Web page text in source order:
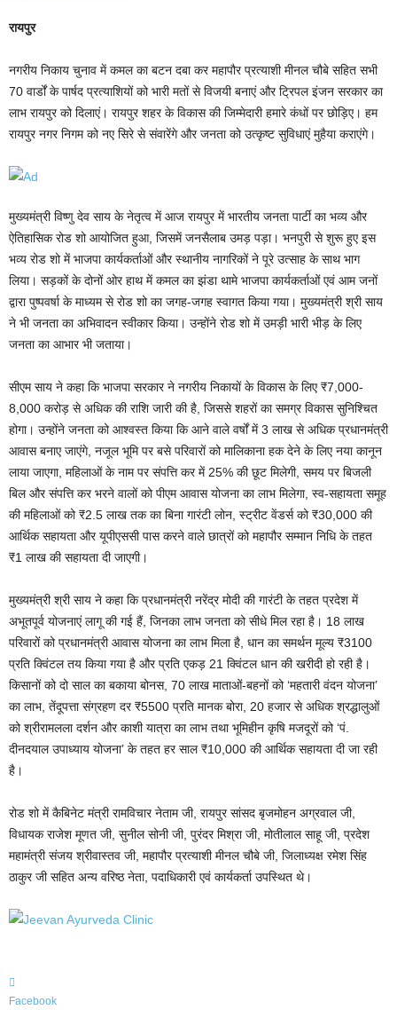
रायपुर
नगरीय निकाय चुनाव में कमल का बटन दबा कर महापौर प्रत्याशी मीनल चौबे सहित सभी
70 वार्डों के पार्षद प्रत्याशियों को भारी मतों से विजयी बनाएं और ट्रिपल इंजन सरकार का
लाभ रायपुर को दिलाएं। रायपुर शहर के विकास की जिम्मेदारी हमारे कंधों पर छोड़िए। हम
रायपुर नगर निगम को नए सिरे से संवारेंगे और जनता को उत्कृष्ट सुविधाएं मुहैया कराएंगे।
मुख्यमंत्री विष्णु देव साय के नेतृत्व में आज रायपुर में भारतीय जनता पार्टी का भव्य और
ऐतिहासिक रोड शो आयोजित हुआ, जिसमें जनसैलाब उमड़ पड़ा। भनपुरी से शुरू हुए इस
भव्य रोड शो में भाजपा कार्यकर्ताओं और स्थानीय नागरिकों ने पूरे उत्साह के साथ भाग
लिया। सड़कों के दोनों ओर हाथ में कमल का झंडा थामे भाजपा कार्यकर्ताओं एवं आम जनों
द्वारा पुष्पवर्षा के माध्यम से रोड शो का जगह-जगह स्वागत किया गया। मुख्यमंत्री श्री साय
ने भी जनता का अभिवादन स्वीकार किया। उन्होंने रोड शो में उमड़ी भारी भीड़ के लिए
जनता का आभार भी जताया।
सीएम साय ने कहा कि भाजपा सरकार ने नगरीय निकायों के विकास के लिए ₹7,000-
8,000 करोड़ से अधिक की राशि जारी की है, जिससे शहरों का समग्र विकास सुनिश्चित
होगा। उन्होंने जनता को आश्वस्त किया कि आने वाले वर्षों में 3 लाख से अधिक प्रधानमंत्री
आवास बनाए जाएंगे, नजूल भूमि पर बसे परिवारों को मालिकाना हक देने के लिए नया कानून
लाया जाएगा, महिलाओं के नाम पर संपत्ति कर में 25% की छूट मिलेगी, समय पर बिजली
बिल और संपत्ति कर भरने वालों को पीएम आवास योजना का लाभ मिलेगा, स्व-सहायता समूह
की महिलाओं को ₹2.5 लाख तक का बिना गारंटी लोन, स्ट्रीट वेंडर्स को ₹30,000 की
आर्थिक सहायता और यूपीएससी पास करने वाले छात्रों को महापौर सम्मान निधि के तहत
₹1 लाख की सहायता दी जाएगी।
मुख्यमंत्री श्री साय ने कहा कि प्रधानमंत्री नरेंद्र मोदी की गारंटी के तहत प्रदेश में
अभूतपूर्व योजनाएं लागू की गई हैं, जिनका लाभ जनता को सीधे मिल रहा है। 18 लाख
परिवारों को प्रधानमंत्री आवास योजना का लाभ मिला है, धान का समर्थन मूल्य ₹3100
प्रति क्विंटल तय किया गया है और प्रति एकड़ 21 क्विंटल धान की खरीदी हो रही है।
किसानों को दो साल का बकाया बोनस, 70 लाख माताओं-बहनों को ‘महतारी वंदन योजना’
का लाभ, तेंदूपत्ता संग्रहण दर ₹5500 प्रति मानक बोरा, 20 हजार से अधिक श्रद्धालुओं
को श्रीरामलला दर्शन और काशी यात्रा का लाभ तथा भूमिहीन कृषि मजदूरों को ‘पं.
दीनदयाल उपाध्याय योजना’ के तहत हर साल ₹10,000 की आर्थिक सहायता दी जा रही
है।
रोड शो में कैबिनेट मंत्री रामविचार नेताम जी, रायपुर सांसद बृजमोहन अग्रवाल जी,
विधायक राजेश मूणत जी, सुनील सोनी जी, पुरंदर मिश्रा जी, मोतीलाल साहू जी, प्रदेश
महामंत्री संजय श्रीवास्तव जी, महापौर प्रत्याशी मीनल चौबे जी, जिलाध्यक्ष रमेश सिंह
ठाकुर जी सहित अन्य वरिष्ठ नेता, पदाधिकारी एवं कार्यकर्ता उपस्थित थे।
Facebook